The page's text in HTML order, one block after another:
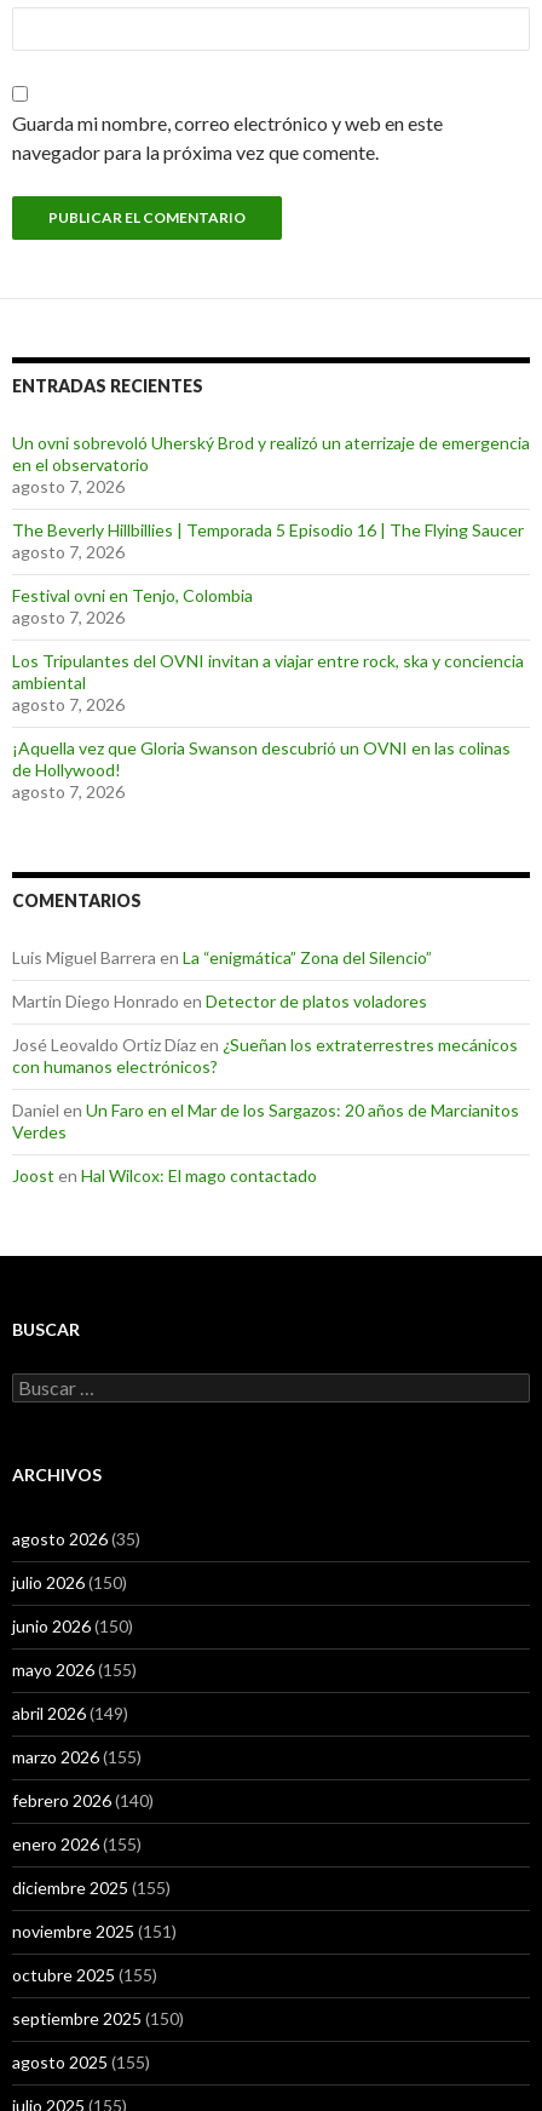
Guarda mi nombre, correo electrónico y web en este
navegador para la próxima vez que comente.
ENTRADAS RECIENTES
Un ovni sobrevoló Uherský Brod y realizó un aterrizaje de emergencia
en el observatorio
agosto 7, 2026
The Beverly Hillbillies | Temporada 5 Episodio 16 | The Flying Saucer
agosto 7, 2026
Festival ovni en Tenjo, Colombia
agosto 7, 2026
Los Tripulantes del OVNI invitan a viajar entre rock, ska y conciencia
ambiental
agosto 7, 2026
¡Aquella vez que Gloria Swanson descubrió un OVNI en las colinas
de Hollywood!
agosto 7, 2026
COMENTARIOS
Luis Miguel Barrera en La “enigmática” Zona del Silencio”
Martin Diego Honrado en Detector de platos voladores
José Leovaldo Ortiz Díazen ¿Sueñan los extraterrestres mecánicos
con humanos electrónicos?
Daniel en Un Faro en el Mar de los Sargazos: 20 años de Marcianitos
Verdes
Joost en Hal Wilcox: El mago contactado
BUSCAR
Buscar:
ARCHIVOS
agosto 2026(35)
julio 2026(150)
junio 2026(150)
mayo 2026(155)
abril 2026(149)
marzo 2026(155)
febrero 2026(140)
enero 2026(155)
diciembre 2025 (155)
noviembre 2025 (151)
octubre 2025 (155)
septiembre 2025 (150)
agosto 2025 (155)
julio 2025 (155)